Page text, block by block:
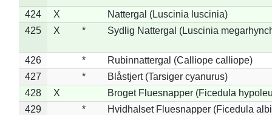
424 X
Nattergal (Luscinia luscinia)
425
X * Sydlig Nattergal (Luscinia
426 *
Rubinnattergal (Calliope calliope)
427
*
Blåstjert (Tarsiger cyanurus)
428
X
Broget Fluesnapper (Ficedula
429
*
Hvidhalset Fluesnapper (Ficedula